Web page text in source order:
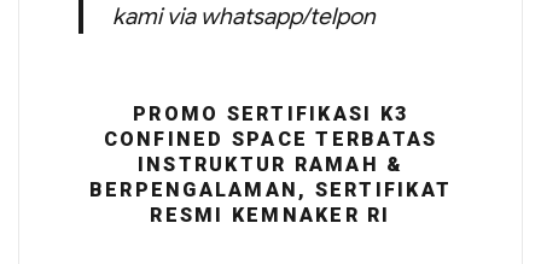
kami via whatsapp/telpon
PROMO SERTIFIKASI K3
CONFINED SPACE TERBATAS
INSTRUKTUR RAMAH &
BERPENGALAMAN, SERTIFIKAT
RESMI KEMNAKER RI